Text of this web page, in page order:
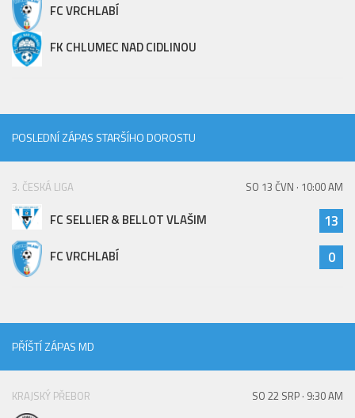
Bazárek
FC VRCHLABÍ
FK CHLUMEC NAD CIDLINOU
POSLEDNÍ ZÁPAS STARŠÍHO DOROSTU
3. ČESKÁ LIGA SO 13 ČVN · 10:00 AM
FC SELLIER & BELLOT VLAŠIM 13
FC VRCHLABÍ 0
PŘÍŠTÍ ZÁPAS MD
KRAJSKÝ PŘEBOR SO 22 SRP · 9:30 AM